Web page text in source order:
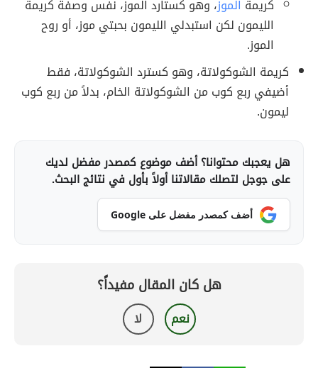
كريمة الموز، وهو كستارد الموز، نفس وصفة كريمة
الليمون لكن استبدلي الليمون بحبتي موز، أو روح
الموز.
كريمة الشوكولاتة، وهو كسترد الشوكولاتة، فقط
أضيفي ربع كوب من الشوكولاتة الخام، بدلاً من ربع كوب
ليمون.
هل يعجبك محتوانا؟ أضف موضوع كمصدر مفضل لديك
على جوجل لتصلك مقالاتنا أولاً بأول في نتائج البحث.
أضف كمصدر مفضل على Google
هل كان المقال مفيداً؟
نعم لا